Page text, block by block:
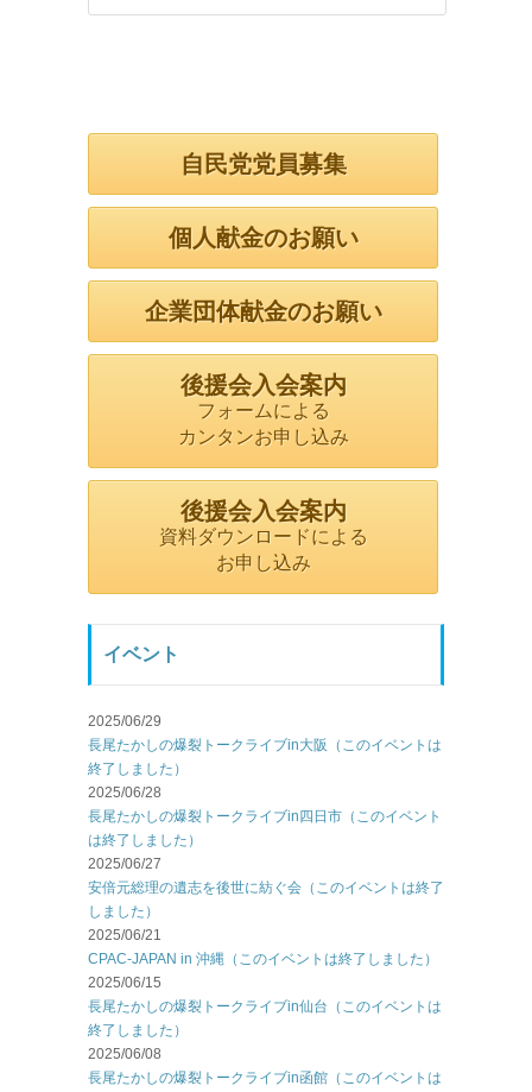
自民党党員募集
個人献金のお願い
企業団体献金のお願い
後援会入会案内
フォームによる
カンタンお申し込み
後援会入会案内
資料ダウンロードによる
お申し込み
イベント
2025/06/29
長尾たかしの爆裂トークライブin大阪（このイベントは
終了しました）
2025/06/28
長尾たかしの爆裂トークライブin四日市（このイベント
は終了しました）
2025/06/27
安倍元総理の遺志を後世に紡ぐ会（このイベントは終了
しました）
2025/06/21
CPAC-JAPAN in 沖縄（このイベントは終了しました）
2025/06/15
長尾たかしの爆裂トークライブin仙台（このイベントは
終了しました）
2025/06/08
長尾たかしの爆裂トークライブin函館（このイベントは